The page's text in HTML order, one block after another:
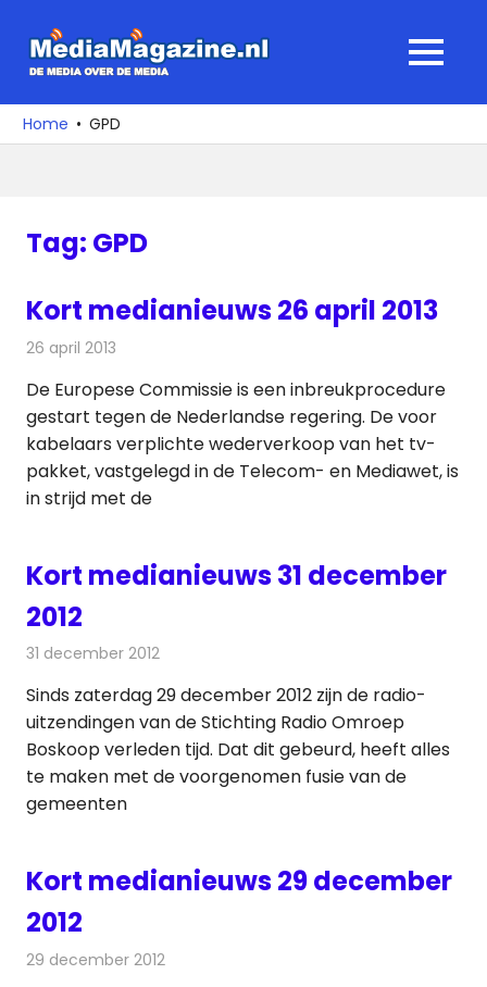
naar
media
over
MENU
Home GPD
Tag: GPD
Kort medianieuws 26 april 2013
26 april 2013
De Europese Commissie is een inbreukprocedure
gestart tegen de Nederlandse regering. De voor
kabelaars verplichte wederverkoop van het tv-
pakket, vastgelegd in de Telecom- en Mediawet, is
in strijd met de
Kort medianieuws 31 december
2012
31 december 2012
Sinds zaterdag 29 december 2012 zijn de radio-
uitzendingen van de Stichting Radio Omroep
Boskoop verleden tijd. Dat dit gebeurd, heeft alles
te maken met de voorgenomen fusie van de
gemeenten
Kort medianieuws 29 december
2012
29 december 2012